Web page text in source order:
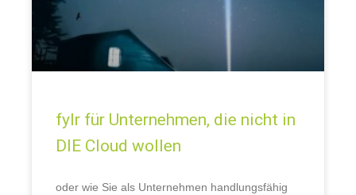
fylr für Unternehmen, die nicht in
DIE Cloud wollen
oder wie Sie als Unternehmen handlungsfähig